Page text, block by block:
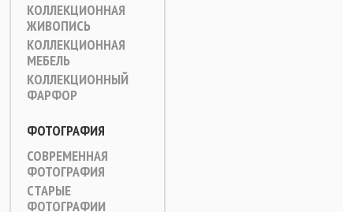
КОЛЛЕКЦИОННАЯ
ЖИВОПИСЬ
КОЛЛЕКЦИОННАЯ
МЕБЕЛЬ
КОЛЛЕКЦИОННЫЙ
ФАРФОР
ФОТОГРАФИЯ
СОВРЕМЕННАЯ
ФОТОГРАФИЯ
СТАРЫЕ
ФОТОГРАФИИ